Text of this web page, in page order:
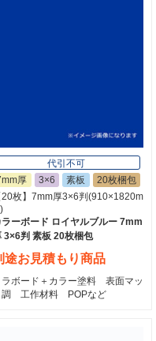
代引不可
厚
3×6 素板
20枚梱包
20枚】7mm厚3×6判(910×1820m
ラーボード ロイヤルブルー 7mm
3×6判 素板 20枚梱包
途お見積もり商品
ラボード＋カラー塗料 表面マッ
調 工作材料 POPなど